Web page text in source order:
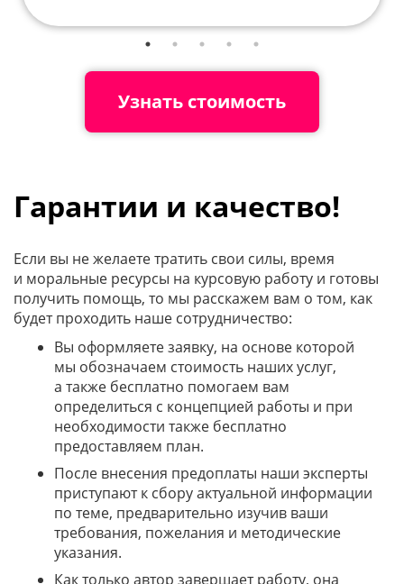
Узнать стоимость
Гарантии и качество!
Если вы не желаете тратить свои силы, время
и моральные ресурсы на курсовую работу и готовы
получить помощь, то мы расскажем вам о том, как
будет проходить наше сотрудничество:
Вы оформляете заявку, на основе которой
мы обозначаем стоимость наших услуг,
а также бесплатно помогаем вам
определиться с концепцией работы и при
необходимости также бесплатно
предоставляем план.
После внесения предоплаты наши эксперты
приступают к сбору актуальной информации
по теме, предварительно изучив ваши
требования, пожелания и методические
указания.
Как только автор завершает работу, она